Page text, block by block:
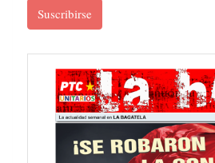
Suscribirse